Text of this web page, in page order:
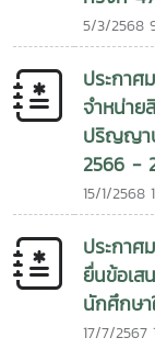
5/3/2568
ประกาศ
จำหน่าย
ปริญญา
2566 -
15/1/2568
ประกาศ
ยื่นข้อเส
นักศึกษา
17/7/2567